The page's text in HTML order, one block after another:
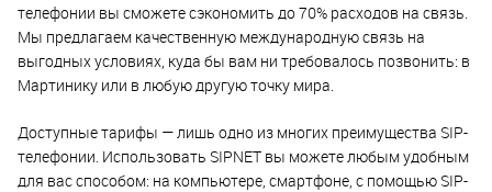
телефонии вы сможете сэкономить до 70% расходов на связь.
Мы предлагаем качественную международную связь на
выгодных условиях, куда бы вам ни требовалось позвонить: в
Мартинику или в любую другую точку мира.
Доступные тарифы — лишь одно из многих преимущества SIP-
телефонии. Использовать SIPNET вы можете любым удобным
для вас способом: на компьютере, смартфоне, с помощью SIP-